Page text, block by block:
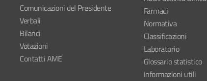
Comunicazioni del Presidente
Verbali
Bilanci
Votazioni
Contatti AME
Farmaci
Normativa
Classificazioni
Laboratorio
Glossario statistico
Informazioni utili